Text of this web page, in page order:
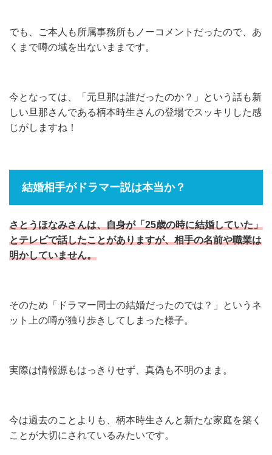
でも、ご本人も所属事務所もノーコメントだったので、あ
くまで噂の域を出ないままです。
今となっては、「元旦那は誰だったのか？」という話も新
しい旦那さんである柄本時生さんの登場でスッキリした感
じがしますね！
結婚相手がドラマー説は本当か？
さとうほなみさんは、自身が「25歳の時に結婚していた」
とテレビで話したことがありますが、相手の名前や職業は
明かしていません。
そのため「ドラマー同士の結婚だったのでは？」というネ
ット上の噂が独り歩きしてしまった様子。
実際は情報源もはっきりせず、真偽も不明のまま。
今は過去のことよりも、柄本時生さんと新たな家庭を築く
ことが大切にされているみたいです。